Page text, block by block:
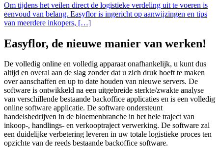
Om tijdens het veilen direct de logistieke verdeling uit te voeren is
eenvoud van belang. Easyflor is ingericht op aanwijzingen en tips
van meerdere inkopers, […]
Easyflor, de nieuwe manier van werken!
De volledig online en volledig apparaat onafhankelijk, u kunt dus
altijd en overal aan de slag zonder dat u zich druk hoeft te maken
over aanschaffen en up to date houden van nieuwe servers. De
software is ontwikkeld na een uitgebreide sterkte/zwakte analyse
van verschillende bestaande backoffice applicaties en is een volledig
online software applicatie. De software ondersteunt
handelsbedrijven in de bloemenbranche in het hele traject van
inkoop-, handlings- en verkooptraject verwerking. De software zal
een duidelijke verbetering leveren in uw totale logistieke proces ten
opzichte van de reeds bestaande backoffice software.